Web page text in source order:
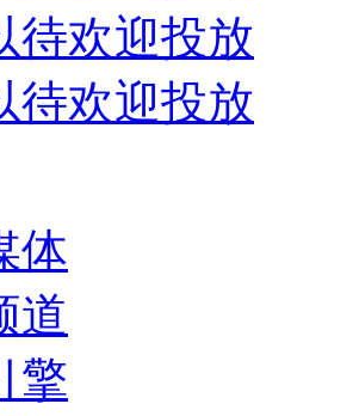
待欢迎投放
待欢迎投放
体
道
擎